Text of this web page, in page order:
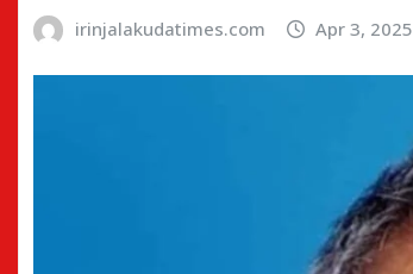
irinjalakudatimes.com Apr 3, 2025